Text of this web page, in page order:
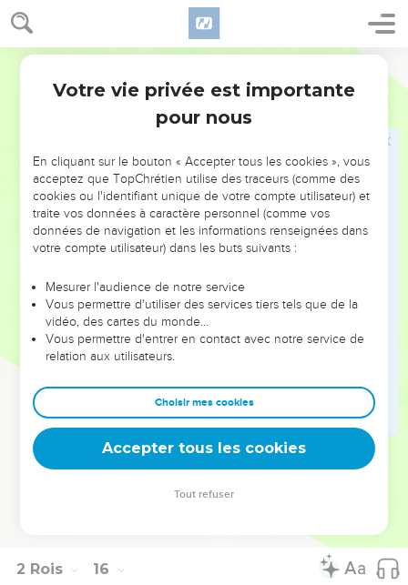
2 Rois 15
Tiglath-Piléser se vante d'avoir pris Galaad et Abil (Abel-
Beth-Maaca) sur le pays d'Omri et d'en avoir déporté en
Assyrie tous les principaux habitants. C'est ici la première
déportation dont il soit parlé dans l'histoire du peuple de
que seize ans (verset 33) ; voir à17.1
32 à 38Jotham, en Juda (758-742). Comparezle chapitre
de 2 Chroniques.
Mêmes remarques qu'aux versets 3 et 4.
La porte supérieure: voir àJérémie 26.10
que se forma l'alliance de Pékach de Samarie et de Retsin de
Damas contre Juda, alliance qui eut sous Achaz les
conséquences les plus fatales pour ces trois Etats.
2 Rois 16
Votre vie privée est importante
pour nous
En cliquant sur le bouton « Accepter tous les cookies », vous
acceptez que TopChrétien utilise des traceurs (comme des
cookies ou l'identifiant unique de votre compte utilisateur) et
traite vos données à caractère personnel (comme vos
données de navigation et les informations renseignées dans
votre compte utilisateur) dans les buts suivants :
Mesurer l'audience de notre service
Vous permettre d'utiliser des services tiers tels que de la
vidéo, des cartes du monde…
Vous permettre d'entrer en contact avec notre service de
relation aux utilisateurs.
Choisir mes cookies
Accepter tous les cookies
Tout refuser